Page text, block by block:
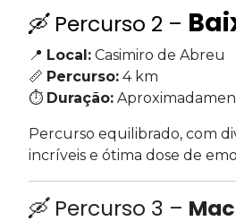
🛶 Percurso 2 –
📍 Local: Casimiro de Abreu
📏 Percurso: 4 km
⏱ Duração:
Percurso equilibrado, com
incríveis e ótima dose de
🛶 Percurso 3 –